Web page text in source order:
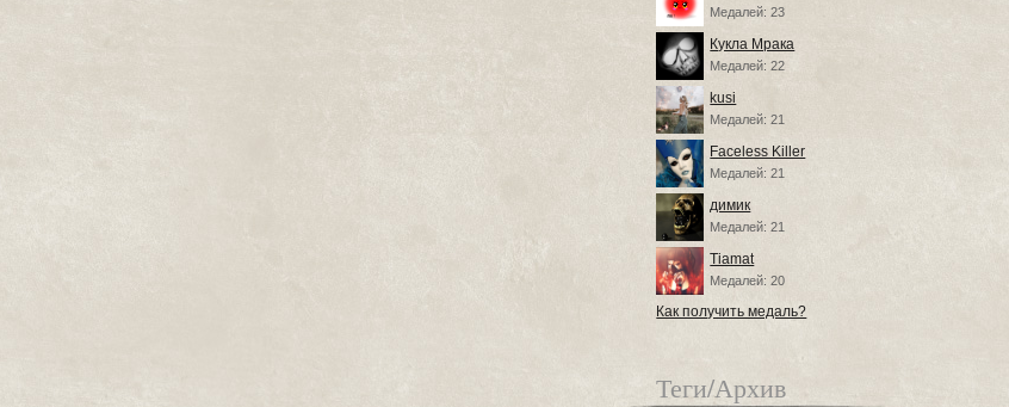
Медалей: 23
Кукла Мрака
Медалей: 22
kusi
Медалей: 21
Faceless Killer
Медалей: 21
димик
Медалей: 21
Tiamat
Медалей: 20
Как получить медаль?
Теги/Архив